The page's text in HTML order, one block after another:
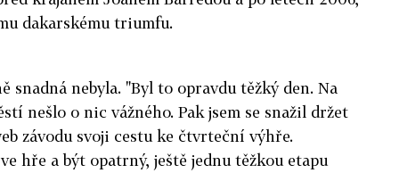
dakarskému triumfu.
snadná nebyla. "Byl to opravdu těžký den. Na
nešlo o nic vážného. Pak jsem se snažil držet
závodu svoji cestu ke čtvrteční výhře.
hře a být opatrný, ještě jednu těžkou etapu